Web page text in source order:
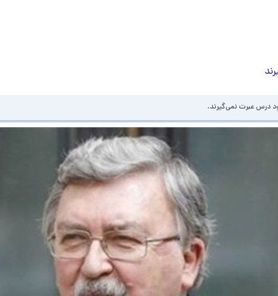
درس عبرت نمی‌گیرند.